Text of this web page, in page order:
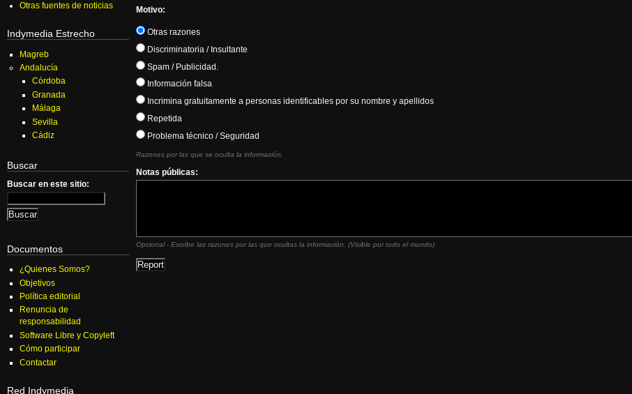
Motivo:
Otras razones
Discriminatoria / Insultante
Spam / Publicidad.
Información falsa
Incrimina gratuitamente a personas identificables por su nombre y apellidos
Repetida
Problema técnico / Seguridad
Razones por las que se oculta la información.
Notas públicas:
Opcional - Escribe las razones por las que ocultas la información. (Visible por todo el mundo)
Otras fuentes de noticias
Indymedia Estrecho
Magreb
Andalucía
Córdoba
Granada
Málaga
Sevilla
Cádiz
Buscar
Buscar en este sitio:
Documentos
¿Quienes Somos?
Objetivos
Política editorial
Renuncia de
responsabilidad
Software Libre y Copyleft
Cómo participar
Contactar
Red Indymedia